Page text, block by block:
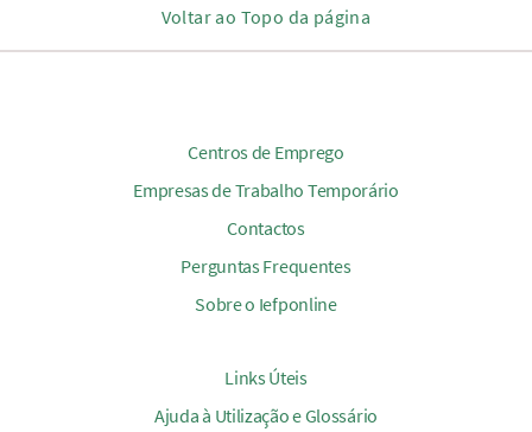
Voltar ao Topo da página
Centros de Emprego
Empresas de Trabalho Temporário
Contactos
Perguntas Frequentes
Sobre o Iefponline
Links Úteis
Ajuda à Utilização e Glossário